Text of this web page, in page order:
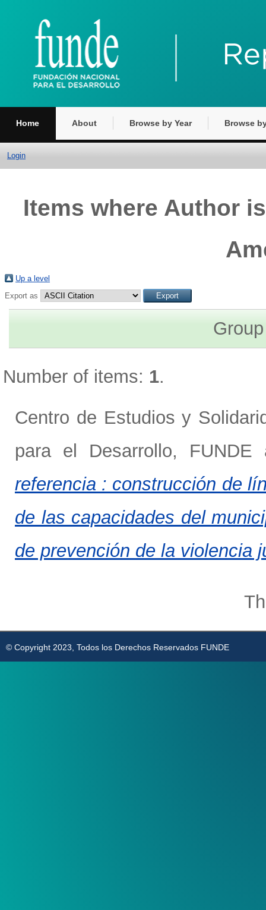
Home About Browse by Year Browse
Login
Items where Author
Up a level
Export as
Number of items: 1.
Centro de Estudios y
para el Desarrollo, FUNDE
referencia : construcción de
de las capacidades del
de prevención de la violencia
© Copyright 2023, Todos los Derechos Reservados FUNDE